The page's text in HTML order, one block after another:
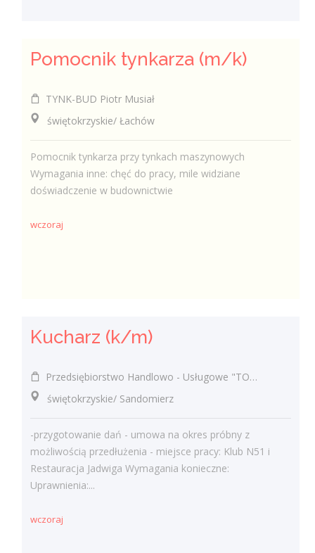
Pomocnik tynkarza (m/k)
TYNK-BUD Piotr Musiał
świętokrzyskie/ Łachów
Pomocnik tynkarza przy tynkach maszynowych
Wymagania inne: chęć do pracy, mile widziane
doświadczenie w budownictwie
wczoraj
Kucharz (k/m)
Przedsiębiorstwo Handlowo - Usługowe "TOMAX" Tomasz Winiarski
świętokrzyskie/ Sandomierz
-przygotowanie dań - umowa na okres próbny z
możliwością przedłużenia - miejsce pracy: Klub N51 i
Restauracja Jadwiga Wymagania konieczne:
Uprawnienia:...
wczoraj